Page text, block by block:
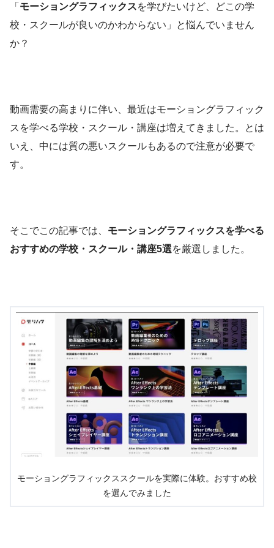
「 モーショングラフィックスを学びたいけど、どこの学
校・スクールが良いのかわからない」と悩んでいません
か？
動画需要の高まりに伴い、最近はモーショングラフィック
スを学べる学校・スクール・講座は増えてきました。とは
いえ、中には質の悪いスクールもあるので注意が必要で
す。
そこでこの記事では、 モーショングラフィックスを学べる
おすすめの学校・スクール・講座5選を厳選しました。
モーショングラフィックススクールを実際に体験。おすすめ校
を選んでみました